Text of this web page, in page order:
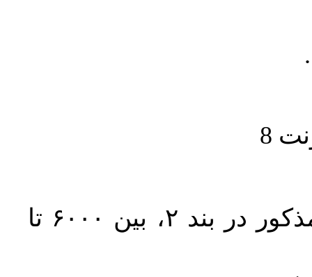
حجم کل مقاله با احتساب تمام بخش‌های مذکور در بند ۲، بین ۶۰۰۰ تا